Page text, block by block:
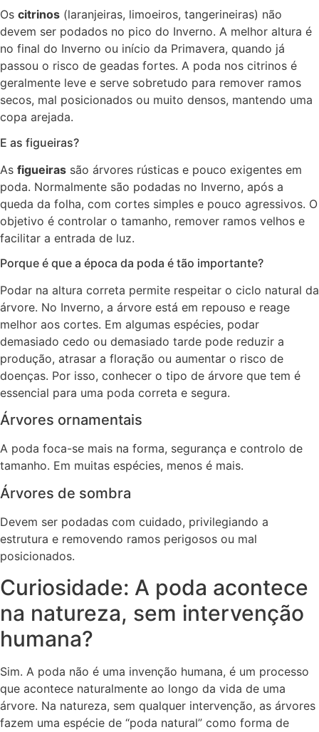
Os citrinos (laranjeiras, limoeiros, tangerineiras) não
devem ser podados no pico do Inverno. A melhor altura é
no final do Inverno ou início da Primavera, quando já
passou o risco de geadas fortes. A poda nos citrinos é
geralmente leve e serve sobretudo para remover ramos
secos, mal posicionados ou muito densos, mantendo uma
copa arejada.
E as figueiras?
As figueiras são árvores rústicas e pouco exigentes em
poda. Normalmente são podadas no Inverno, após a
queda da folha, com cortes simples e pouco agressivos. O
objetivo é controlar o tamanho, remover ramos velhos e
facilitar a entrada de luz.
Porque é que a época da poda é tão importante?
Podar na altura correta permite respeitar o ciclo natural da
árvore. No Inverno, a árvore está em repouso e reage
melhor aos cortes. Em algumas espécies, podar
demasiado cedo ou demasiado tarde pode reduzir a
produção, atrasar a floração ou aumentar o risco de
doenças. Por isso, conhecer o tipo de árvore que tem é
essencial para uma poda correta e segura.
Árvores ornamentais
A poda foca-se mais na forma, segurança e controlo de
tamanho. Em muitas espécies, menos é mais.
Árvores de sombra
Devem ser podadas com cuidado, privilegiando a
estrutura e removendo ramos perigosos ou mal
posicionados.
Curiosidade: A poda acontece
na natureza, sem intervenção
humana?
Sim. A poda não é uma invenção humana, é um processo
que acontece naturalmente ao longo da vida de uma
árvore. Na natureza, sem qualquer intervenção, as árvores
fazem uma espécie de “poda natural” como forma de